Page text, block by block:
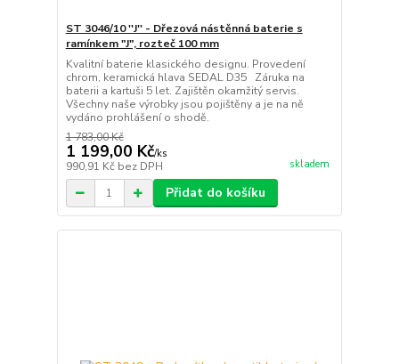
ST 3046/10 ''J'' - Dřezová nástěnná baterie s
ramínkem "J", rozteč 100 mm
Kvalitní baterie klasického designu. Provedení
chrom, keramická hlava SEDAL D35 Záruka na
baterii a kartuši 5 let. Zajištěn okamžitý servis.
Všechny naše výrobky jsou pojištěny a je na ně
vydáno prohlášení o shodě.
1 783,00 Kč
1 199,00 Kč/ks
990,91 Kč bez DPH skladem
Přidat do košíku